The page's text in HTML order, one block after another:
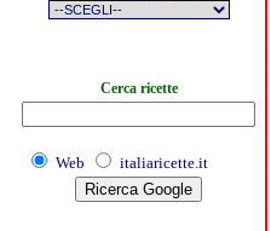
Cerca ricette
Web italiaricette.it